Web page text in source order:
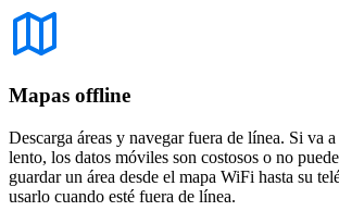
Mapas offline
Descarga áreas y navegar fuera de línea. Si va
lento, los datos móviles son costosos o no
guardar un área desde el mapa WiFi hasta su
usarlo cuando esté fuera de línea.